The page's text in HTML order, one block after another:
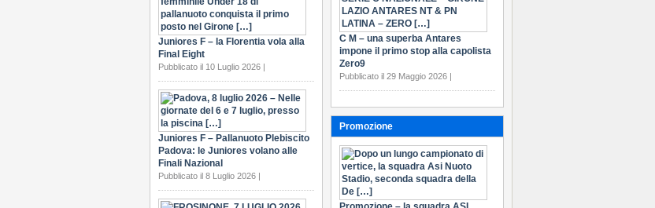
C M – una superba Antares
impone il primo stop alla capolista
Zero9
Pubblicato il 29 Maggio 2026 |
Promozione
Juniores F – la Florentia vola alla
Final Eight
Pubblicato il 10 Luglio 2026 |
Juniores F – Pallanuoto Plebiscito
Padova: le Juniores volano alle
Finali Nazional
Pubblicato il 8 Luglio 2026 |